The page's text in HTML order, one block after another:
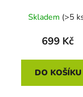
Skladem (>5
699 Kč
DO KOŠÍKU